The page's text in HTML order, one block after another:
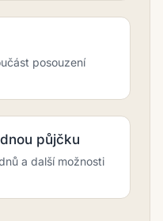
posouzení
půjčku
a další možnosti